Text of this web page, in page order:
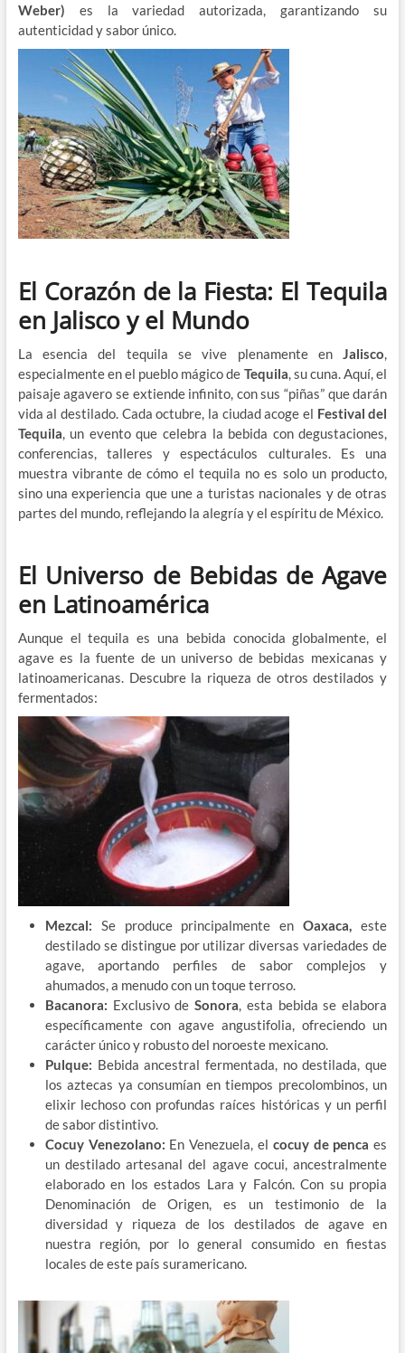
Weber) es la variedad autorizada, garantizando su
autenticidad y sabor único.
El Corazón de la Fiesta: El Tequila
en Jalisco y el Mundo
La esencia del tequila se vive plenamente enJalisco,
especialmente en el pueblo mágico de Tequila, su cuna. Aquí, el
paisaje agavero se extiende infinito, con sus “piñas” que darán
vida al destilado. Cada octubre, la ciudad acoge el Festival del
Tequila, un evento que celebra la bebida con degustaciones,
conferencias, talleres y espectáculos culturales. Es una
muestra vibrante de cómo el tequila no es solo un producto,
sino una experiencia que une a turistas nacionales y de otras
partes del mundo, reflejando la alegría y el espíritu de México.
El Universo de Bebidas de Agave
en Latinoamérica
Aunque el tequila es una bebida conocida globalmente, el
agave es la fuente de un universo de bebidas mexicanas y
latinoamericanas. Descubre la riqueza de otros destilados y
fermentados:
Mezcal: Se produce principalmente enOaxaca, este
destilado se distingue por utilizar diversas variedades de
agave, aportando perfiles de sabor complejos y
ahumados, a menudo con un toque terroso.
Bacanora: Exclusivo deSonora, esta bebida se elabora
específicamente con agave angustifolia, ofreciendo un
carácter único y robusto del noroeste mexicano.
Pulque: Bebida ancestral fermentada, no destilada, que
los aztecas ya consumían en tiempos precolombinos, un
elixir lechoso con profundas raíces históricas y un perfil
de sabor distintivo.
Cocuy Venezolano: En Venezuela, el cocuy de penca es
un destilado artesanal del agave cocui, ancestralmente
elaborado en los estados Lara y Falcón. Con su propia
Denominación de Origen, es un testimonio de la
diversidad y riqueza de los destilados de agave en
nuestra región, por lo general consumido en fiestas
locales de este país suramericano.